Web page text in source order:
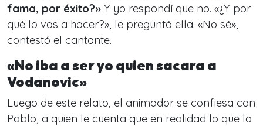
fama, por éxito?» Y yo respondí que no. «¿Y por
qué lo vas a hacer?», le preguntó ella. «No sé»,
contestó el cantante.
«No iba a ser yo quien sacara a
Vodanovic»
Luego de este relato, el animador se confiesa con
Pablo, a quien le cuenta que en realidad lo que lo